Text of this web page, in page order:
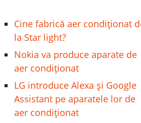
Cine fabrică aer condiționat
la Star light?
Nokia va produce aparate de
aer condiționat
LG introduce Alexa și Google
Assistant pe aparatele lor de
aer condiționat